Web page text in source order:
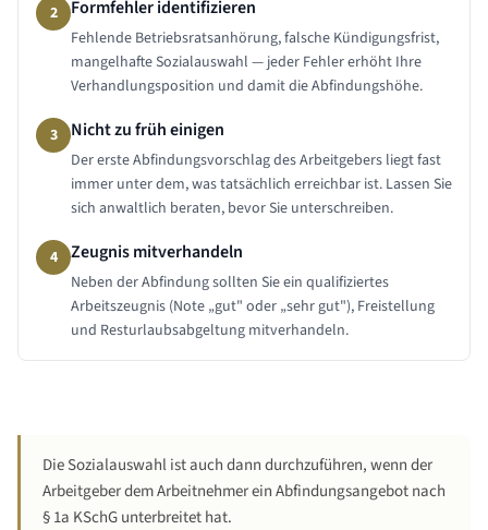
2 Formfehler identifizieren
Fehlende Betriebsratsanhörung, falsche Kündigungsfrist,
mangelhafte Sozialauswahl — jeder Fehler erhöht Ihre
Verhandlungsposition und damit die Abfindungshöhe.
3 Nicht zu früh einigen
Der erste Abfindungsvorschlag des Arbeitgebers liegt fast
immer unter dem, was tatsächlich erreichbar ist. Lassen Sie
sich anwaltlich beraten, bevor Sie unterschreiben.
4 Zeugnis mitverhandeln
Neben der Abfindung sollten Sie ein qualifiziertes
Arbeitszeugnis (Note „gut" oder „sehr gut"), Freistellung
und Resturlaubsabgeltung mitverhandeln.
Die Sozialauswahl ist auch dann durchzuführen, wenn der
Arbeitgeber dem Arbeitnehmer ein Abfindungsangebot nach
§ 1a KSchG unterbreitet hat.